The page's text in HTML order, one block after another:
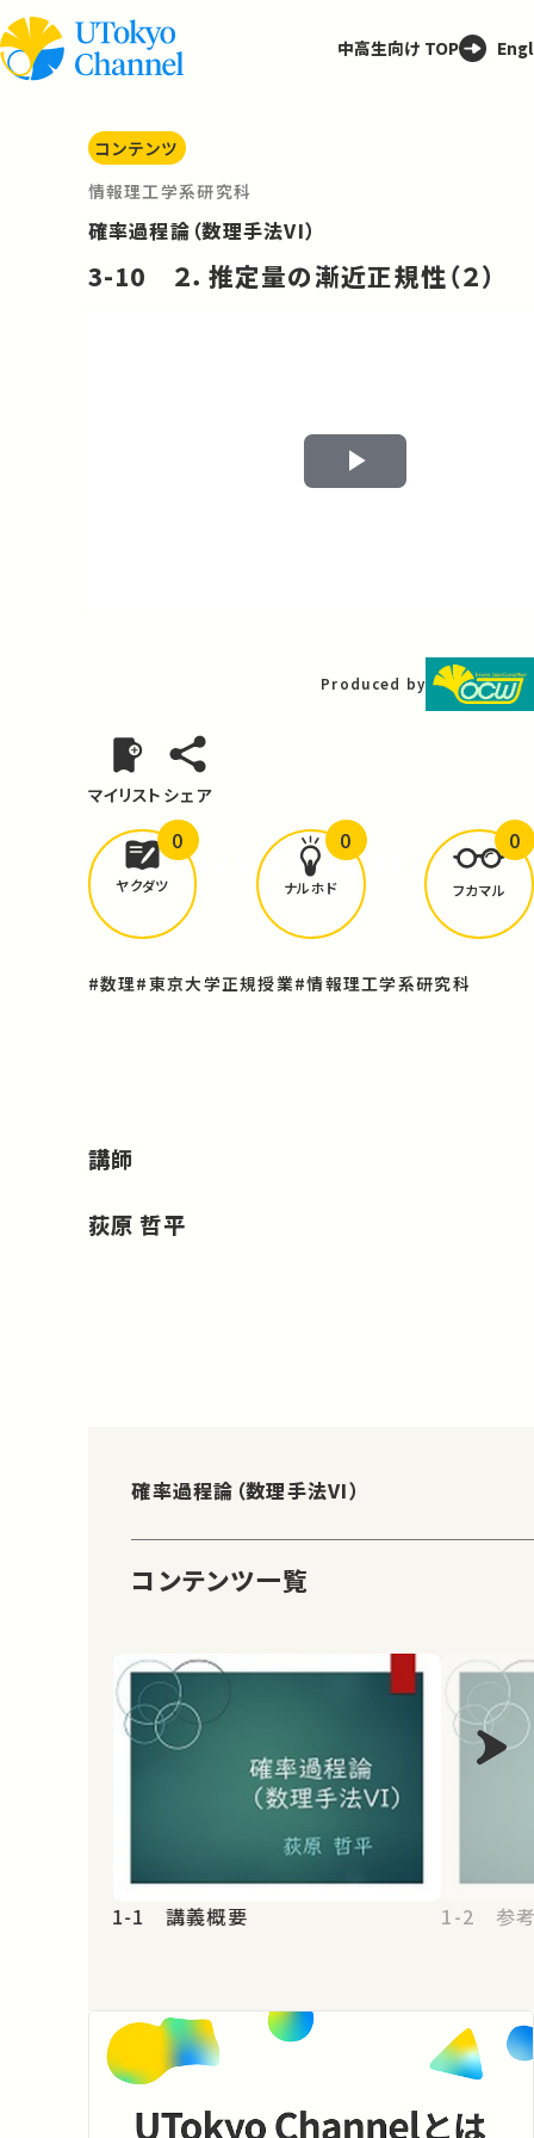
中高生向け TOP
コンテンツ
情報理工学系研究科
確率過程論（数理手法VI）
3-10 ２．推定量の漸近正規性（２）
Play
Produced by
マイリスト シェア
どんな学びがありましたか？
ヤクダツ
0
ナルホド
0
フカマル
0
#数理#東京大学正規授業#情報理工学系研究科
講師
荻原 哲平
確率過程論（数理手法VI）
コンテンツ一覧
1-1 講義概要 1-2 参